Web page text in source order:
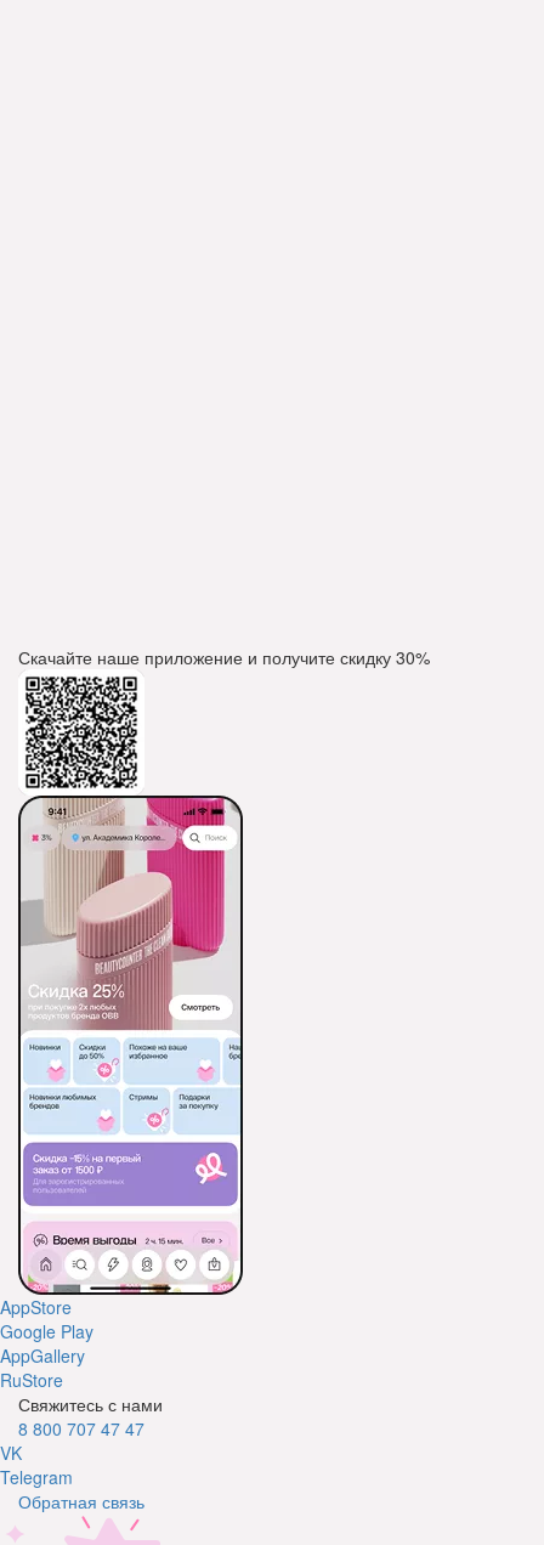
Скачайте наше приложение и получите скидку 30%
AppStore
Google Play
AppGallery
RuStore
Свяжитесь с нами
8 800 707 47 47
VK
Telegram
Обратная связь